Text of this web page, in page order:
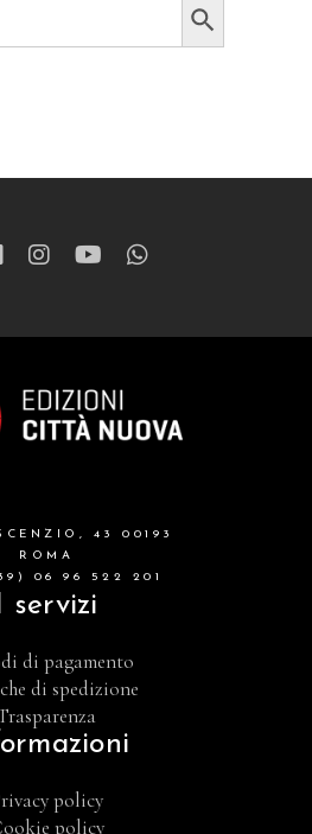
43 00193
ROMA
06 96 522 201
I servizi
di pagamento
di spedizione
policy
policy